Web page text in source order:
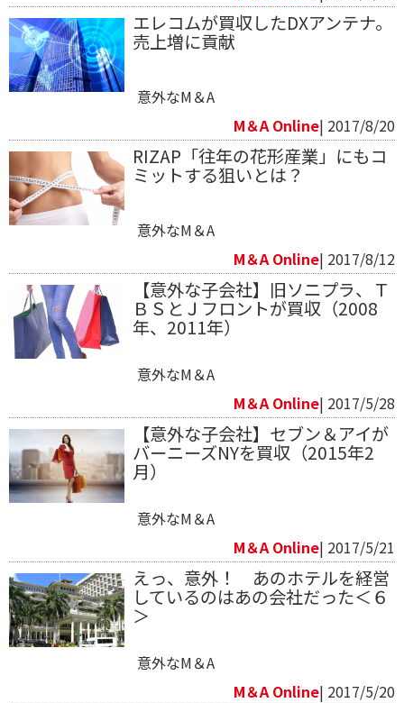
エレコムが買収したDXアンテナ。
売上増に貢献
意外なM＆A
M＆A Online| 2017/8/20
RIZAP「往年の花形産業」にもコ
ミットする狙いとは？
意外なM＆A
M＆A Online| 2017/8/12
【意外な子会社】旧ソニプラ、Ｔ
ＢＳとＪフロントが買収（2008
年、2011年）
意外なM＆A
M＆A Online| 2017/5/28
【意外な子会社】セブン＆アイが
バーニーズNYを買収（2015年2
月）
意外なM＆A
M＆A Online| 2017/5/21
えっ、意外！ あのホテルを経営
しているのはあの会社だった＜６
＞
意外なM＆A
M＆A Online| 2017/5/20